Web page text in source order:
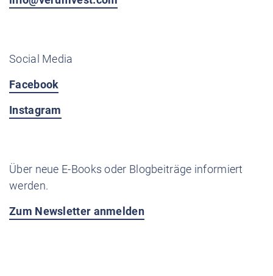
Social Media
Facebook
Instagram
Über neue E-Books oder Blogbeiträge informiert
werden.
Zum Newsletter anmelden